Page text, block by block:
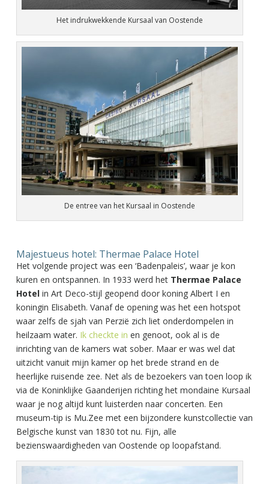
Het indrukwekkende Kursaal van Oostende
De entree van het Kursaal in Oostende
Majestueus hotel: Thermae Palace Hotel
Het volgende project was een ‘Badenpaleis’, waar je kon
kuren en ontspannen. In 1933 werd het Thermae Palace
Hotelin Art Deco-stijl geopend door koning Albert I en
koningin Elisabeth. Vanaf de opening was het een hotspot
waar zelfs de sjah van Perzië zich liet onderdompelen in
heilzaam water. Ik checkte in en genoot, ook al is de
inrichting van de kamers wat sober. Maar er was wel dat
uitzicht vanuit mijn kamer op het brede strand en de
heerlijke ruisende zee. Net als de bezoekers van toen loop ik
via de Koninklijke Gaanderijen richting het mondaine Kursaal
waar je nog altijd kunt luisterden naar concerten. Een
museum-tip is Mu.Zee met een bijzondere kunstcollectie van
Belgische kunst van 1830 tot nu. Fijn, alle
bezienswaardigheden van Oostende op loopafstand.